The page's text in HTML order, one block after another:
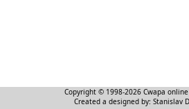
Copyright © 1998-2026 Cwapa
Created a designed by: Stanislav